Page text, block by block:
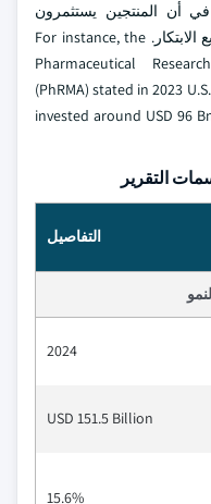
أن المنتجين يستثمرون
استثماراً كبيراً في التنمية الريفية لتشجيع الابتكار. For instance, the
Pharmaceutical
(PhRMA) stated in 2023
invested around USD 96
التقرير
التفاصيل
2024
USD 151.5 Billion
15.6%